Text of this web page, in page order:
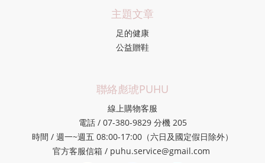
主題文章
足的健康
公益贈鞋
聯絡彪琥PUHU
線上購物客服
電話 / 07-380-9829 分機 205
時間 / 週一~週五 08:00-17:00（六日及國定假日除外）
官方客服信箱 / puhu.service@gmail.com